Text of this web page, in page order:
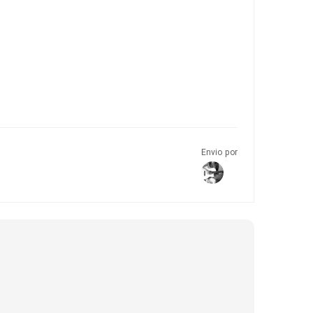
Envio por